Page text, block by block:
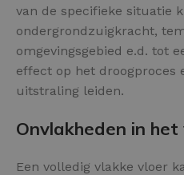
van de specifieke situatie
ondergrondzuigkracht,
omgevingsgebied e.d. tot
effect op het droogproces
uitstraling leiden.
Onvlakheden in
Een volledig vlakke vloer